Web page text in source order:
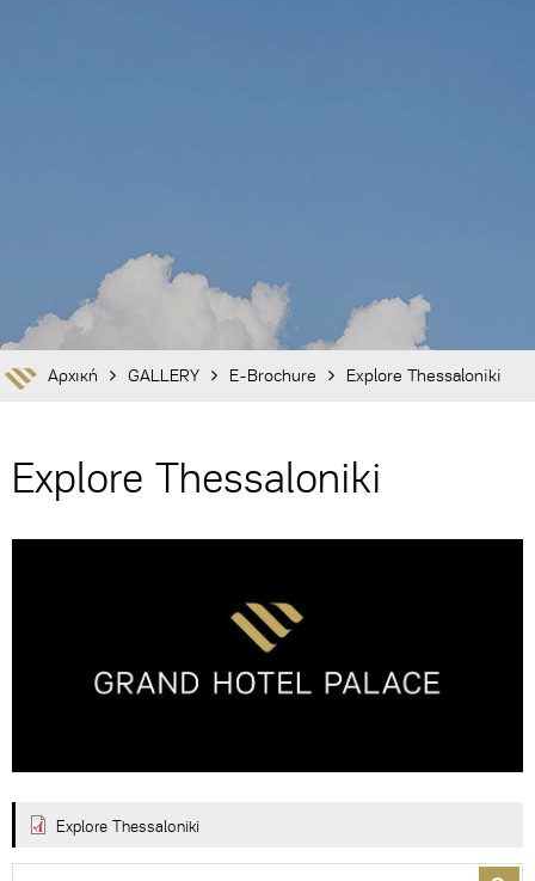
Αρχική GALLERY E-Brochure Explore Thessaloniki
Explore Thessaloniki
Explore Thessaloniki